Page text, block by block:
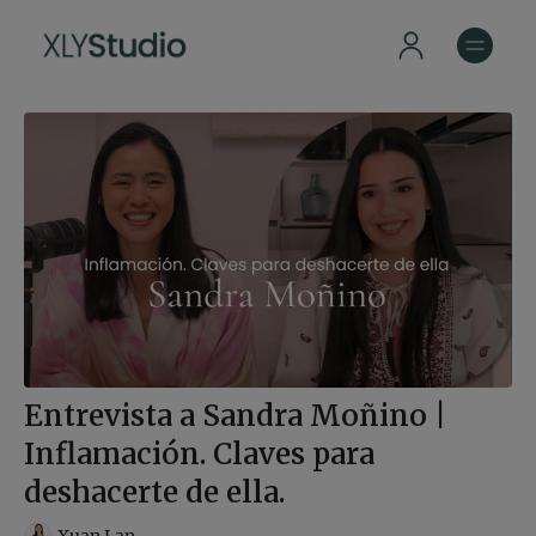
Entrevista a Sandra Moñino |
Inflamación. Claves para
deshacerte de ella.